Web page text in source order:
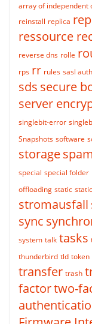
array of independent
reinstall replica
ressource
reverse dns rolle
rps rr rules sasl
sds secure
server
singlebit-error
Snapshots software
storagespam
special special folder
offloading static
stromausfall
sync
system talk tasks
thunderbird tld token
transfer trash
factortwo-